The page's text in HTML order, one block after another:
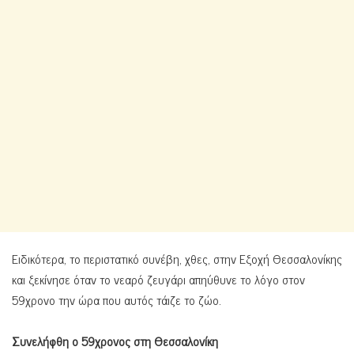
Ειδικότερα, το περιστατικό συνέβη, χθες, στην Εξοχή Θεσσαλονίκης
και ξεκίνησε όταν το νεαρό ζευγάρι απηύθυνε το λόγο στον
59χρονο την ώρα που αυτός τάιζε το ζώο.
Συνελήφθη ο 59χρονος στη Θεσσαλονίκη